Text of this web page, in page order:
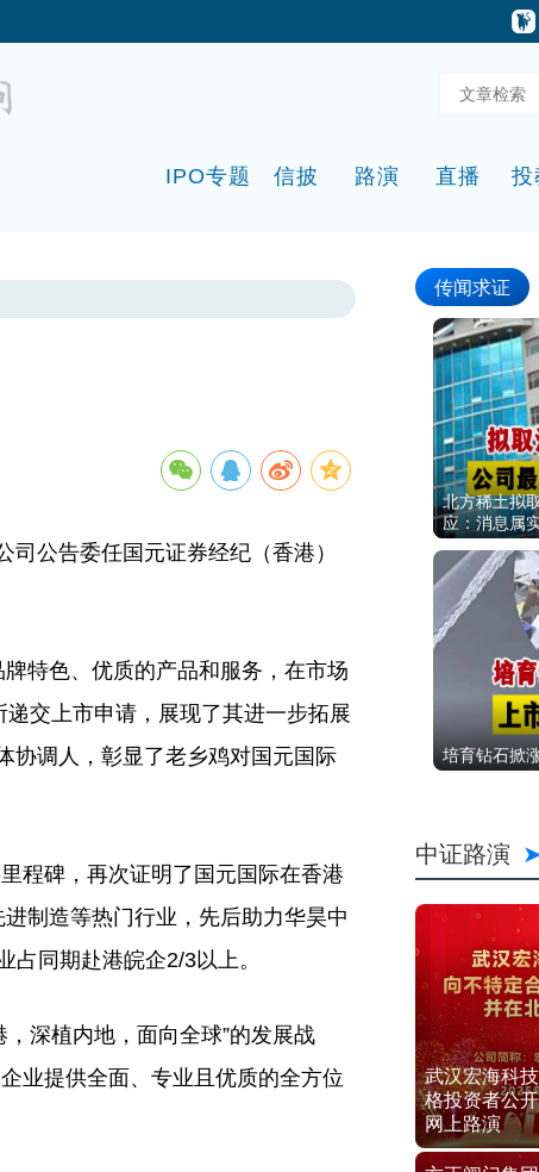
IPO专题 信披 路演 直播 投
公告委任国元证券经纪（香港）
特色、优质的产品和服务，在市场
交上市申请，展现了其进一步拓展
协调人，彰显了老乡鸡对国元国际
程碑，再次证明了国元国际在香港
制造等热门行业，先后助力华昊中
同期赴港皖企2/3以上。
深植内地，面向全球”的发展战
业提供全面、专业且优质的全方位
传闻求证
北方稀土拟
应：消息属
培育钻石掀
中证路演
武汉宏海科
格投资者公
网上路演